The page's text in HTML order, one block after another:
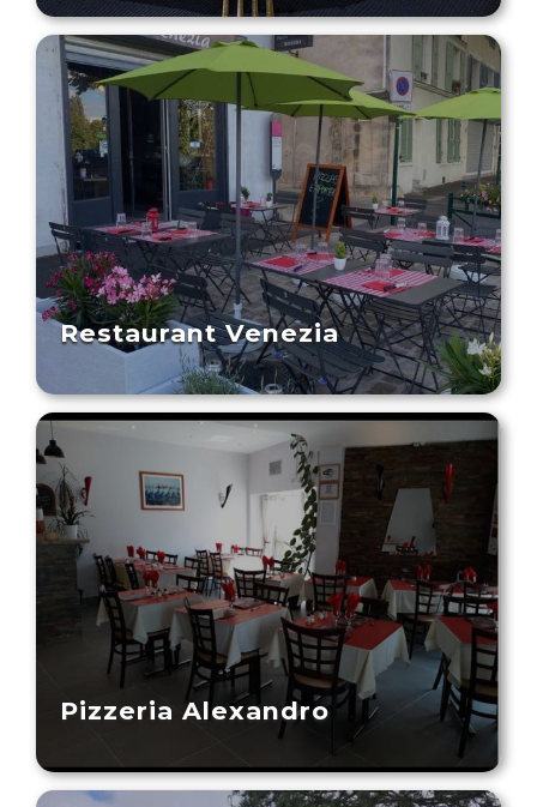
Restaurant Venezia
Pizzeria Alexandro